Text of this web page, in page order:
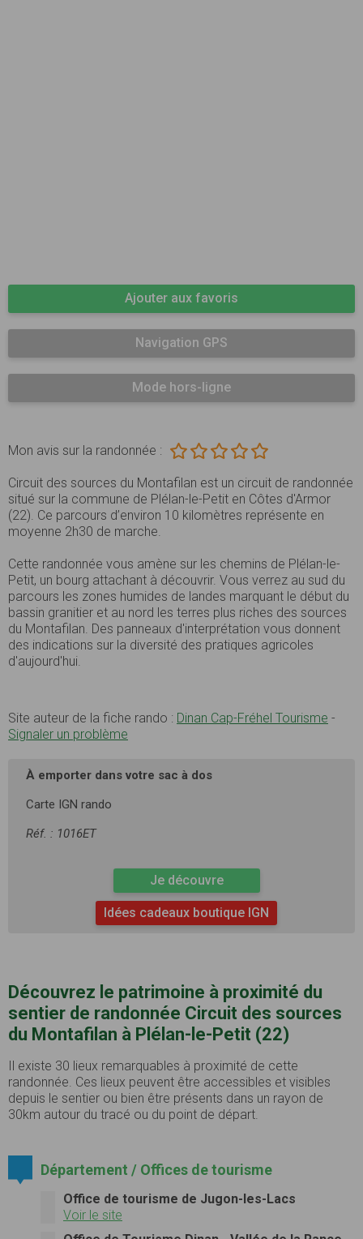
Ajouter aux favoris
Navigation GPS
Mode hors-ligne
Mon avis sur la randonnée :
Circuit des sources du Montafilan est un circuit de randonnée
situé sur la commune de Plélan-le-Petit en Côtes d'Armor
(22). Ce parcours d’environ 10 kilomètres représente en
moyenne 2h30 de marche.
Cette randonnée vous amène sur les chemins de Plélan-le-
Petit, un bourg attachant à découvrir. Vous verrez au sud du
parcours les zones humides de landes marquant le début du
bassin granitier et au nord les terres plus riches des sources
du Montafilan. Des panneaux d'interprétation vous donnent
des indications sur la diversité des pratiques agricoles
d'aujourd'hui.
Site auteur de la fiche rando : Dinan Cap-Fréhel Tourisme -
Signaler un problème
À emporter dans votre sac à dos
Carte IGN rando
Réf. : 1016ET
Je découvre
Idées cadeaux boutique IGN
Découvrez le patrimoine à proximité du
sentier de randonnée Circuit des sources
du Montafilan à Plélan-le-Petit (22)
Il existe 30 lieux remarquables à proximité de cette
randonnée. Ces lieux peuvent être accessibles et visibles
depuis le sentier ou bien être présents dans un rayon de
30km autour du tracé ou du point de départ.
Département / Offices de tourisme
Office de tourisme de Jugon-les-Lacs
Voir le site